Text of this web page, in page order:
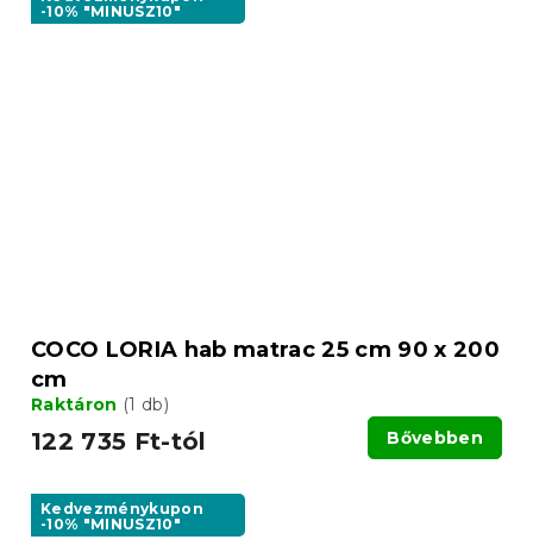
-10% "MINUSZ10"
COCO LORIA hab matrac 25 cm 90 x 200
cm
Raktáron (1 db)
122 735 Ft-tól Bővebben
Kedvezménykupon
-10% "MINUSZ10"